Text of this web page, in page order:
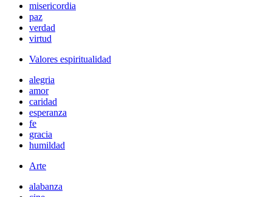
misericordia
paz
verdad
virtud
Valores espiritualidad
alegria
amor
caridad
esperanza
fe
gracia
humildad
Arte
alabanza